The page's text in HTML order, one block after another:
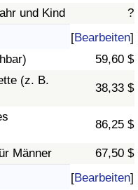
und Kind ?
[Bearbeiten]
59,60 $
(z. B.
38,33 $
86,25 $
Männer 67,50 $
[Bearbeiten]